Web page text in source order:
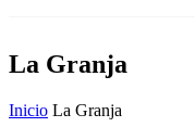
La Granja
Inicio La Granja